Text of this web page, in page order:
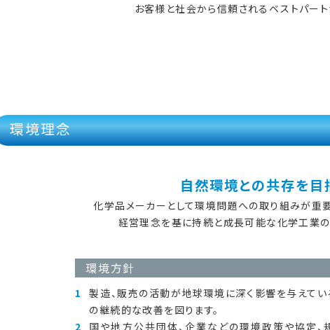
お客様と社会から信頼される ベストパー
環境理念
自然環境との共存を目
化学品メーカーとして環境問題への取り組みが重
経営理念を基に持続と成長可能な化学工業の
環境方針
製造、販売の活動が地球環境に深く影響を与えて
の継続的な改善を図ります。
国や地方公共団体、企業などの環境政策や協定、